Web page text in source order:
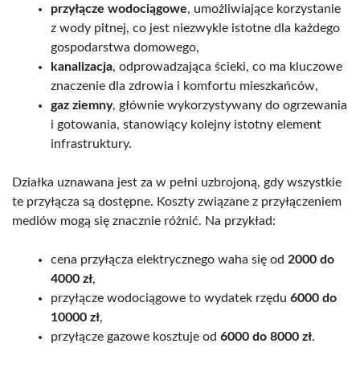
przyłącze wodociągowe, umożliwiające korzystanie
z wody pitnej, co jest niezwykle istotne dla każdego
gospodarstwa domowego,
kanalizacja, odprowadzająca ścieki, co ma kluczowe
znaczenie dla zdrowia i komfortu mieszkańców,
gaz ziemny, głównie wykorzystywany do ogrzewania
i gotowania, stanowiący kolejny istotny element
infrastruktury.
Działka uznawana jest za w pełni uzbrojoną, gdy wszystkie
te przyłącza są dostępne. Koszty związane z przyłączeniem
mediów mogą się znacznie różnić. Na przykład:
cena przyłącza elektrycznego waha się od 2000 do
4000 zł,
przyłącze wodociągowe to wydatek rzędu 6000 do
10000 zł,
przyłącze gazowe kosztuje od 6000 do 8000 zł.